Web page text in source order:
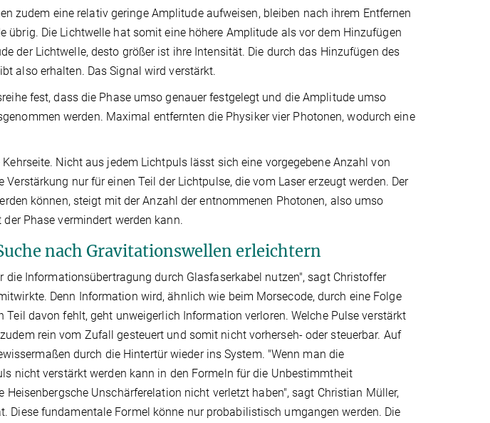
zudem eine relativ geringe Amplitude aufweisen, bleiben nach ihrem Entfernen
übrig. Die Lichtwelle hat somit eine höhere Amplitude als vor dem Hinzufügen
der Lichtwelle, desto größer ist ihre Intensität. Die durch das Hinzufügen des
also erhalten. Das Signal wird verstärkt.
fest, dass die Phase umso genauer festgelegt und die Amplitude umso
werden. Maximal entfernten die Physiker vier Photonen, wodurch eine
Nicht aus jedem Lichtpuls lässt sich eine vorgegebene Anzahl von
Verstärkung nur für einen Teil der Lichtpulse, die vom Laser erzeugt werden. Der
können, steigt mit der Anzahl der entnommenen Photonen, also umso
Phase vermindert werden kann.
nach Gravitationswellen erleichtern
die Informationsübertragung durch Glasfaserkabel nutzen", sagt Christoffer
Denn Information wird, ähnlich wie beim Morsecode, durch eine Folge
Teil davon fehlt, geht unweigerlich Information verloren. Welche Pulse verstärkt
rein vom Zufall gesteuert und somit nicht vorherseh- oder steuerbar. Auf
durch die Hintertür wieder ins System. "Wenn man die
nicht verstärkt werden kann in den Formeln für die Unbestimmtheit
Heisenbergsche Unschärferelation nicht verletzt haben", sagt Christian Müller,
Diese fundamentale Formel könne nur probabilistisch umgangen werden. Die